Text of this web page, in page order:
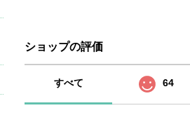
ショップの評価
すべて 64